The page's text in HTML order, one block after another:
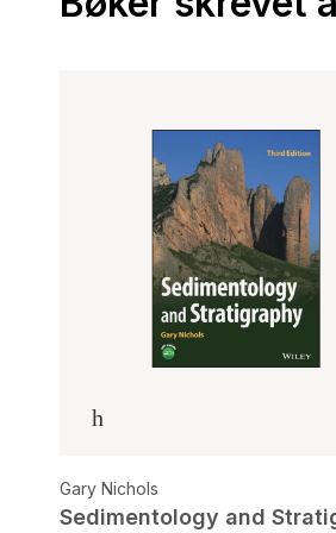
Gary Nichols
Sedimentology and